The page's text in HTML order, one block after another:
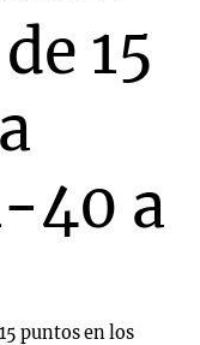
15
40 a
puntos en los